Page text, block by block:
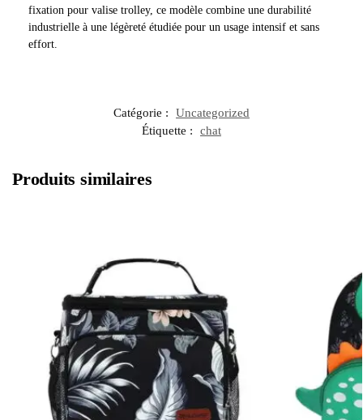
fixation pour valise trolley, ce modèle combine une durabilité
industrielle à une légèreté étudiée pour un usage intensif et sans
effort.
Catégorie :
Uncategorized
Étiquette :
chat
Produits similaires